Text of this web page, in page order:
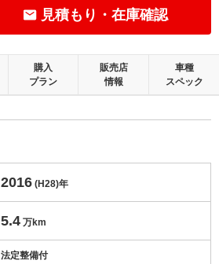
見積もり・在庫確認
購入
プラン
販売店
情報
車種
スペック
2016 (H28)年
5.4 万km
法定整備付